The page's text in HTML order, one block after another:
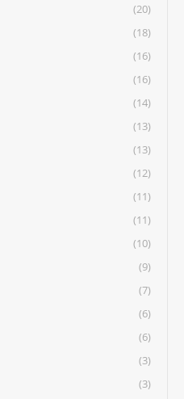
(20)
(18)
(16)
(16)
(14)
(13)
(13)
(12)
(11)
(11)
(10)
(9)
(7)
(6)
(6)
(3)
(3)